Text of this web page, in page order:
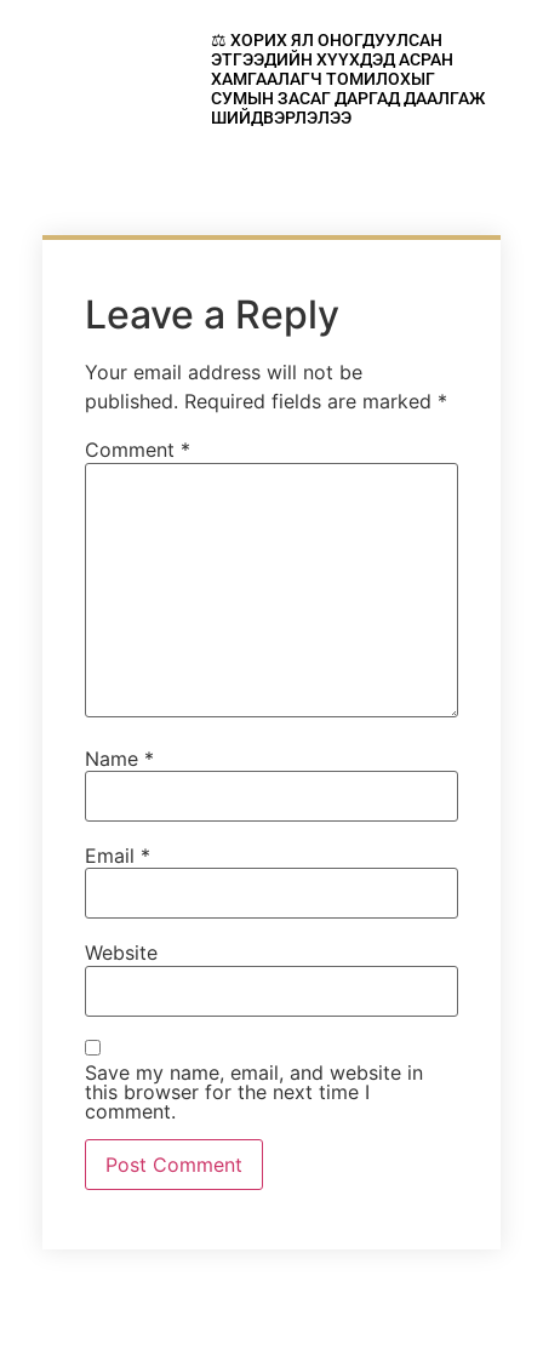
⚖️ ХОРИХ ЯЛ ОНОГДУУЛСАН
ЭТГЭЭДИЙН ХҮҮХДЭД АСРАН
ХАМГААЛАГЧ ТОМИЛОХЫГ
СУМЫН ЗАСАГ ДАРГАД ДААЛГАЖ
ШИЙДВЭРЛЭЛЭЭ
Leave a Reply
Your email address will not be
published. Required fields are marked *
Comment *
Name *
Email *
Website
Save my name, email, and website in
this browser for the next time I
comment.